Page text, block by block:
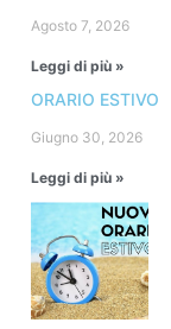
Agosto 7, 2026
Leggi di più »
ORARIO ESTIVO
Giugno 30, 2026
Leggi di più »